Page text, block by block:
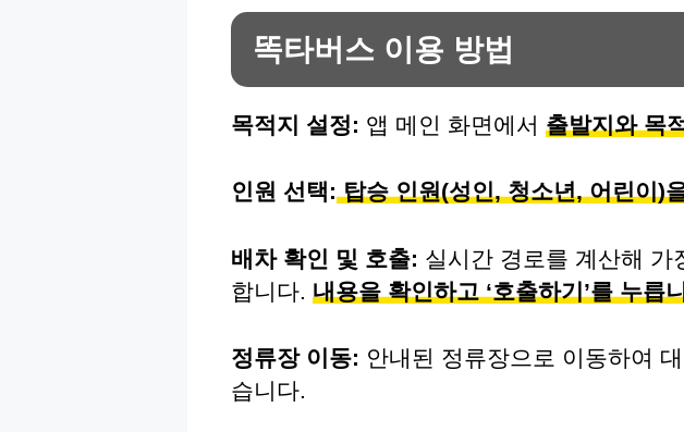
똑타버스 이용 방법
목적지 설정: 앱 메인 화면에서 출발지와 목
인원 선택:탑승 인원(성인, 청소년, 어린이)
배차 확인 및 호출: 실시간 경로를 계산해 가
합니다. 내용을 확인하고 ‘호출하기’를 누릅
정류장 이동: 안내된 정류장으로 이동하여
습니다.